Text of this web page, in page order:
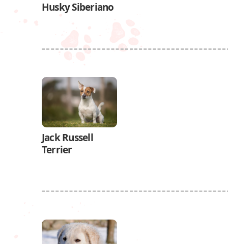
Husky Siberiano
Jack Russell
Terrier